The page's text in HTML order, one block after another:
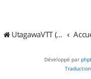
UtagawaVTT (Randos VTT et VTTAE avec traces GPS)
Développé par